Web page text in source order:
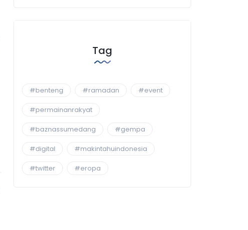
Tag
#benteng #ramadan #event
#permainanrakyat
#baznassumedang #gempa
#digital #makintahuindonesia
#twitter #eropa